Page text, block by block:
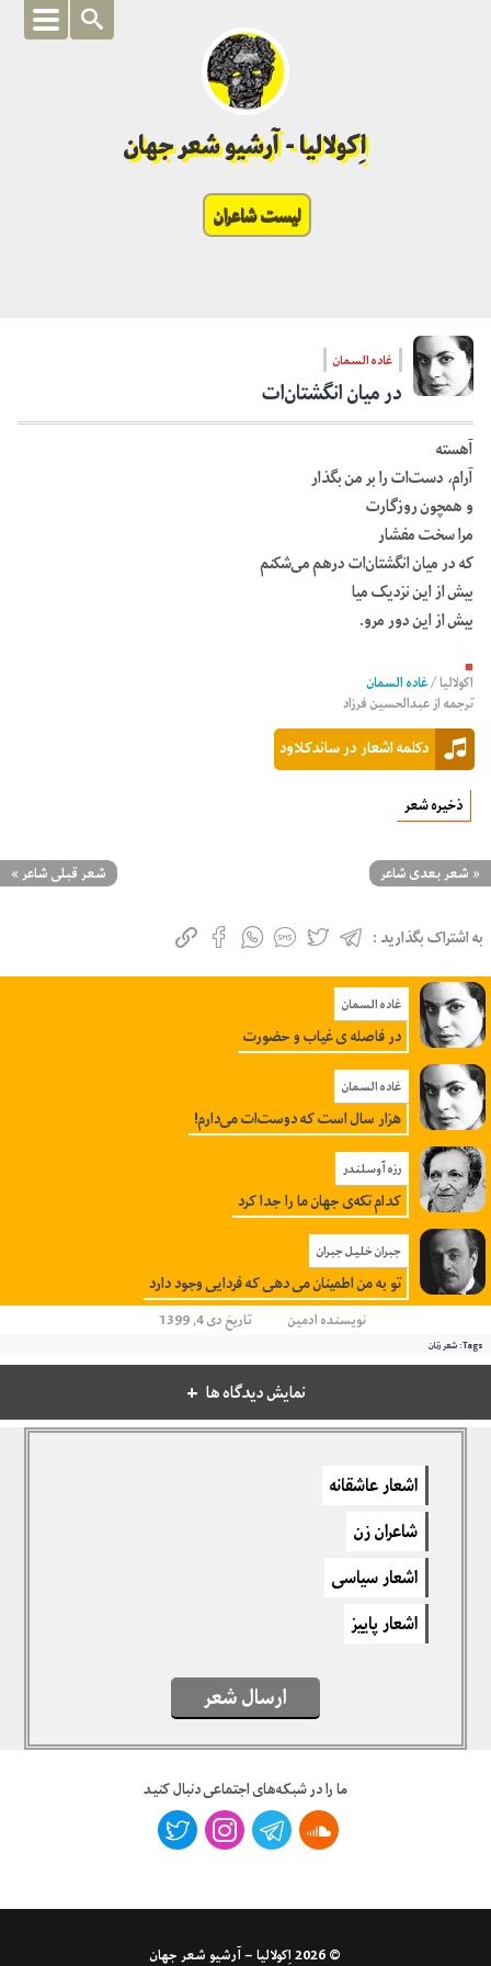
اِکولالیا - آرشیو شعر جهان
لیست شاعران
غاده السمان
در میان انگشتان‌ات
آهسته
آرام، دست‌ات را بر من بگذار
و همچون روزگارت
مرا سخت مفشار
که در میان انگشتان‌ات درهم می‌شکنم
بیش از این نزدیک میا
بیش از این دور مرو.
■
اکولالیا/غاده السمان
ترجمه ازعبدالحسین فرزاد
دکلمه اشعار در ساندکلاود
ذخیره شعر
« شعر بعدی شاعر شعر قبلی شاعر»
به اشتراک بگذارید :
غاده السمان
در فاصله ی غیاب و حضورت
غاده السمان
هزار سال است که دوست‌ات می‌دارم!
رزه آوسلندر
کدام تکه‌ی جهان ما را جدا کرد
جبران خلیل جبران
تو به من اطمینان می دهی که فردایی وجود دارد
نویسندهادمین تاریخ دی 4, 1399
Tags: شعر زنان
نمایش دیدگاه ها
دیدگاهتان را بنویسید
برای نوشتن دیدگاه باید
اشعار عاشقانه
شاعران زن
اشعار سیاسی
اشعار پاییز
ارسال شعر
ما را در شبکه‌های اجتماعی دنبال کنید
© 2026 اِکولالیا – آرشیو شعر جهان